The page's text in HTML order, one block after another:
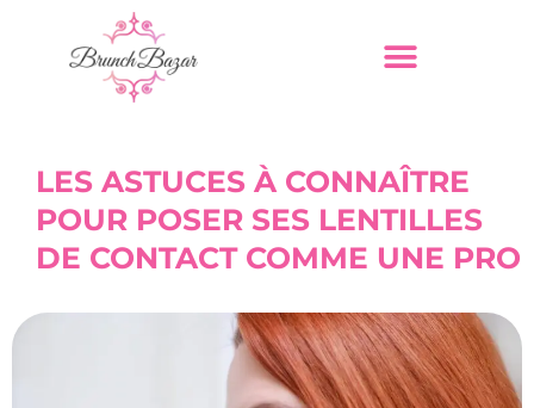
LES ASTUCES À CONNAÎTRE
POUR POSER SES LENTILLES
DE CONTACT COMME UNE PRO